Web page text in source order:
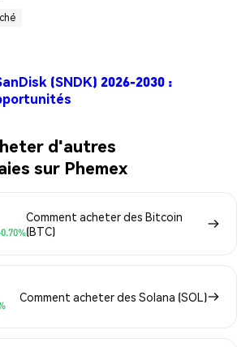
(SNDK) 2026-2030 :
d'autres
sur Phemex
Comment acheter des Bitcoin
(BTC)
Comment acheter des Solana (SOL)